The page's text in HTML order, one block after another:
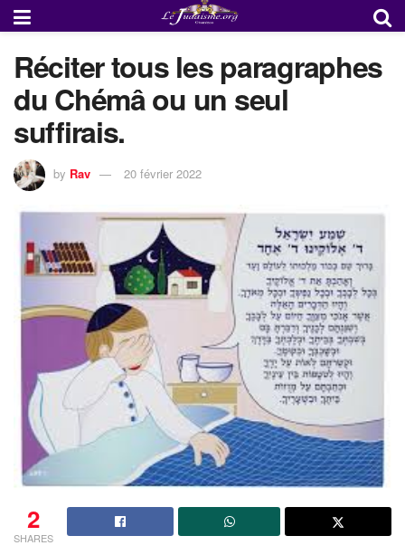
Réciter tous les paragraphes
du Chémâ ou un seul
suffirais.
by Rav 20 février 2022
2
SHARES